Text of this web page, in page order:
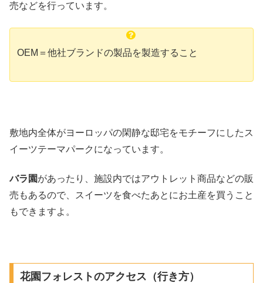
売などを行っています。
OEM＝他社ブランドの製品を製造すること
敷地内全体がヨーロッパの閑静な邸宅をモチーフにしたス
イーツテーマパークになっています。
バラ園があったり、施設内ではアウトレット商品などの販
売もあるので、スイーツを食べたあとにお土産を買うこと
もできますよ。
花園フォレストのアクセス（行き方）